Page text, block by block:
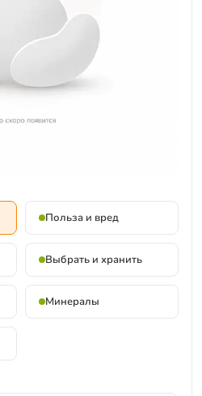
Польза и вред
Выбрать и хранить
Минералы